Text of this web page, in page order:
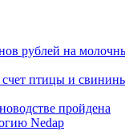
рублей на
счет птицы и
пройдена
Nedap